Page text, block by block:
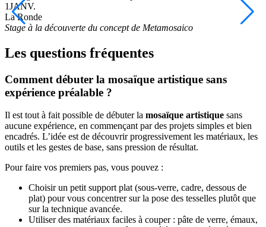
1JANV.
La Ronde
Stage à la découverte du concept de Metamosaico
Les questions fréquentes
Comment débuter la mosaïque artistique sans
expérience préalable ?
Il est tout à fait possible de débuter la mosaïque artistique sans
aucune expérience, en commençant par des projets simples et bien
encadrés. L’idée est de découvrir progressivement les matériaux, les
outils et les gestes de base, sans pression de résultat.
Pour faire vos premiers pas, vous pouvez :
Choisir un petit support plat (sous-verre, cadre, dessous de
plat) pour vous concentrer sur la pose des tesselles plutôt que
sur la technique avancée.
Utiliser des matériaux faciles à couper : pâte de verre, émaux,